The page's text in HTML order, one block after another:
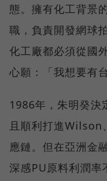
態。擁有化工背景
職，負責開發網球
化工廠都必須從國
心願：「我想要有
1986年，朱明癸決
且順利打進Wilson
應鏈。但在亞洲金
深感PU原料利潤率